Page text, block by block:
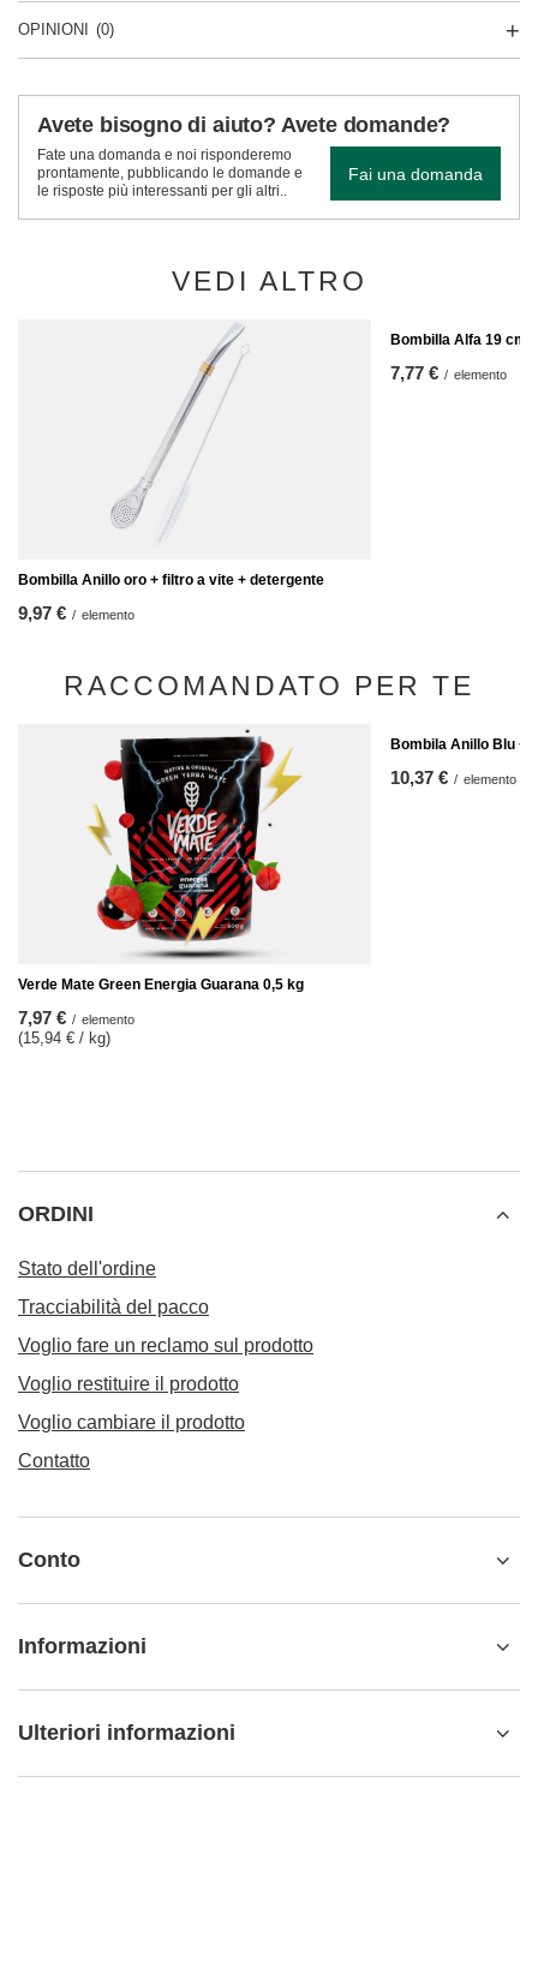
OPINIONI (0)
Avete bisogno di aiuto? Avete domande?
Fate una domanda e noi risponderemo
prontamente, pubblicando le domande e
le risposte più interessanti per gli altri..
Fai una domanda
VEDI ALTRO
Bombilla Anillo oro + filtro a vite + detergente
9,97 € / elemento
Bombilla Alfa 19 cm
7,77 € / elemento
RACCOMANDATO PER TE
Verde Mate Green Energia Guarana 0,5 kg
7,97 € / elemento
(15,94 € / kg)
Bombila Anillo Blu +
10,37 € / elemento
ORDINI
Stato dell'ordine
Tracciabilità del pacco
Voglio fare un reclamo sul prodotto
Voglio restituire il prodotto
Voglio cambiare il prodotto
Contatto
Conto
Informazioni
Ulteriori informazioni